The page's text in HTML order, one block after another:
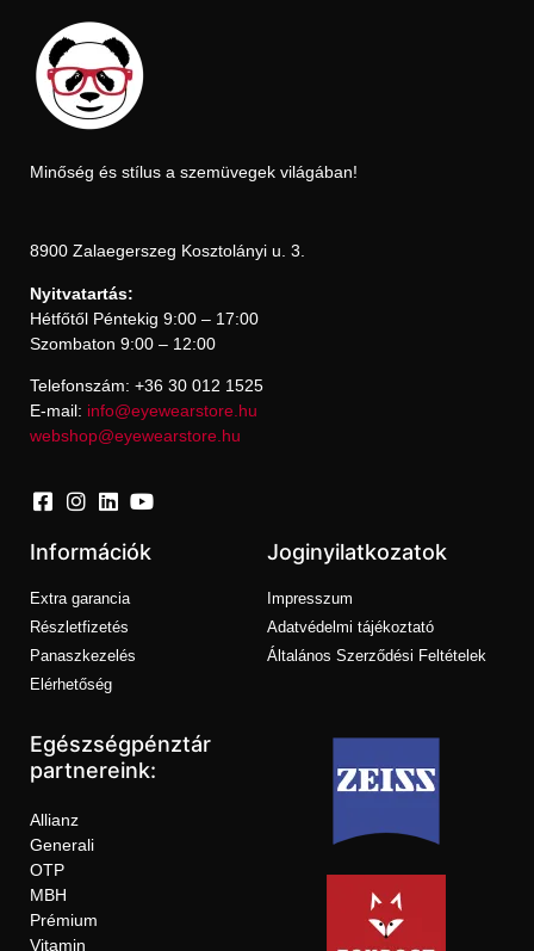
Minőség és stílus a szemüvegek világában!
8900 Zalaegerszeg Kosztolányi u. 3.
Nyitvatartás:
Hétfőtől Péntekig 9:00 – 17:00
Szombaton 9:00 – 12:00
Telefonszám: +36 30 012 1525
E-mail: info@eyewearstore.hu
webshop@eyewearstore.hu
Információk
Extra garancia
Részletfizetés
Panaszkezelés
Elérhetőség
Joginyilatkozatok
Impresszum
Adatvédelmi tájékoztató
Általános Szerződési Feltételek
Egészségpénztár
partnereink:
Allianz
Generali
OTP
MBH
Prémium
Vitamin